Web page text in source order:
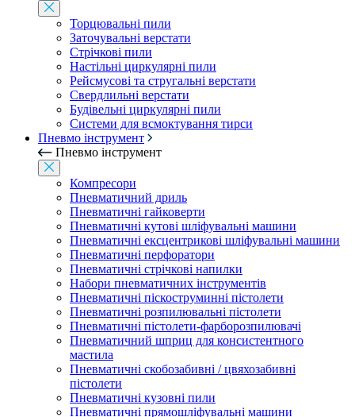
Торцювальні пили
Заточувальні верстати
Стрічкові пили
Настільні циркулярні пили
Рейсмусові та стругальні верстати
Свердлильні верстати
Будівельні циркулярні пили
Системи для всмоктування тирси
Пневмо інструмент
Пневмо інструмент
Компресори
Пневматичний дриль
Пневматичні гайковерти
Пневматичні кутові шліфувальні машини
Пневматичні ексцентрикові шліфувальні машини
Пневматичні перфоратори
Пневматичні стрічкові напилки
Набори пневматичних інструментів
Пневматичні піскоструминні пістолети
Пневматичні розпилювальні пістолети
Пневматичні пістолети-фарборозпилювачі
Пневматичний шприц для консистентного
мастила
Пневматичні скобозабивні / цвяхозабивні
пістолети
Пневматичні кузовні пили
Пневматичні прямошліфувальні машини